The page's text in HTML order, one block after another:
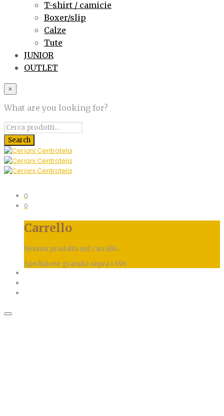
T-shirt / camicie
Boxer/slip
Calze
Tute
JUNIOR
OUTLET
×
What are you looking for?
0
0
Carrello
Nessun prodotto nel carrello.
Spedizione gratuita sopra i 69€